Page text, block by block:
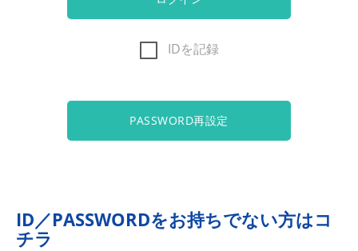
IDを記録
PASSWORD再設定
ID／PASSWORDをお持ちでない方はコ
チラ